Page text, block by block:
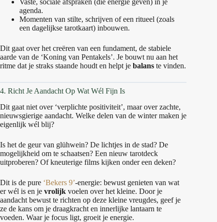
agenda.
Momenten van stilte, schrijven of een ritueel (zoals
een dagelijkse tarotkaart) inbouwen.
Dit gaat over het creëren van een fundament, de stabiele
aarde van de ‘Koning van Pentakels’. Je bouwt nu aan het
ritme dat je straks staande houdt en helpt je balans te vinden.
4. Richt Je Aandacht Op Wat Wél Fijn Is
Dit gaat niet over ‘verplichte positiviteit’, maar over zachte,
nieuwsgierige aandacht. Welke delen van de winter maken je
eigenlijk wél blij?
Is het de geur van glühwein? De lichtjes in de stad? De
mogelijkheid om te schaatsen? Een nieuw tarotdeck
uitproberen? Of kneuterige films kijken onder een deken?
Dit is de pure ‘Bekers 9’-energie: bewust genieten van wat
er wél is en je vrolijk voelen over het kleine. Door je
aandacht bewust te richten op deze kleine vreugdes, geef je
ze de kans om je draagkracht en innerlijke lantaarn te
voeden. Waar je focus ligt, groeit je energie.